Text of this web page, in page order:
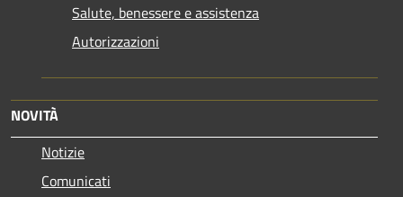
Salute, benessere e assistenza
Autorizzazioni
NOVITÀ
Notizie
Comunicati